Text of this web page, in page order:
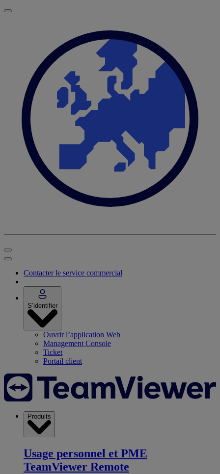
Contacter le service commercial
S’identifier
Ouvrir l’application Web
Management Console
Ticket
Portail client
Produits
Usage personnel et PME
TeamViewer Remote